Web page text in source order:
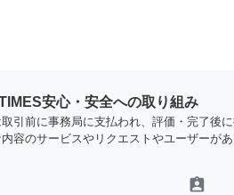
安心・安全への取り組み
引前に事務局に支払われ、評価・完了後
容のサービスやリクエストやユーザーが
assignment_ind